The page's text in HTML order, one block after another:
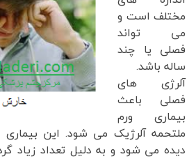
مختلف است و
می تواند
فصلی یا چند
ساله باشد.
آلرژی های
فصلی باعث
بیماری ورم
ملتحمه آلرژیک می شود. این بیماری
دیده می شود و به دلیل تعداد زیاد